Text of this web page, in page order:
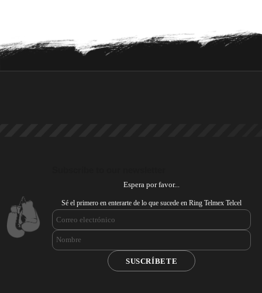
Espera por favor...
Sé el primero en enterarte de lo que sucede en Ring Telmex Telcel